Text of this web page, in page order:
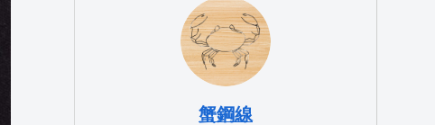
蟹鋼線